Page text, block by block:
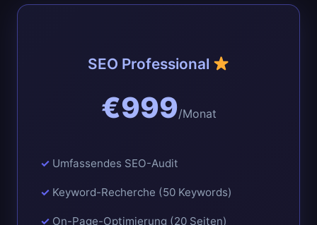
SEO Professional
€999/Monat
Umfassendes SEO-Audit
Keyword-Recherche (50 Keywords)
On-Page-Optimierung (20 Seiten)